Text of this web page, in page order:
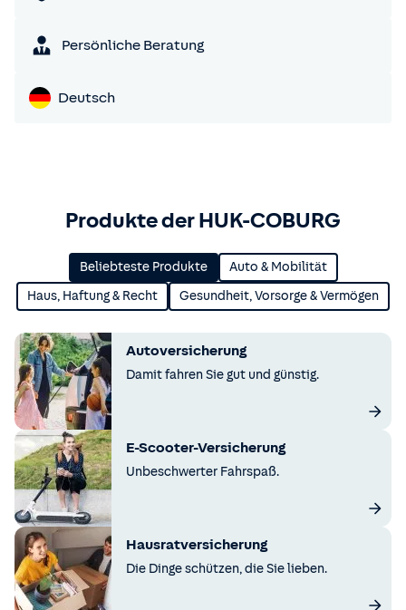
Persönliche Beratung
Deutsch
Produkte der HUK-COBURG
Beliebteste Produkte Auto & Mobilität
Haus, Haftung & Recht Gesundheit, Vorsorge & Vermögen
Autoversicherung
Damit fahren Sie gut und günstig.
E-Scooter-Versicherung
Unbeschwerter Fahrspaß.
Hausratversicherung
Die Dinge schützen, die Sie lieben.